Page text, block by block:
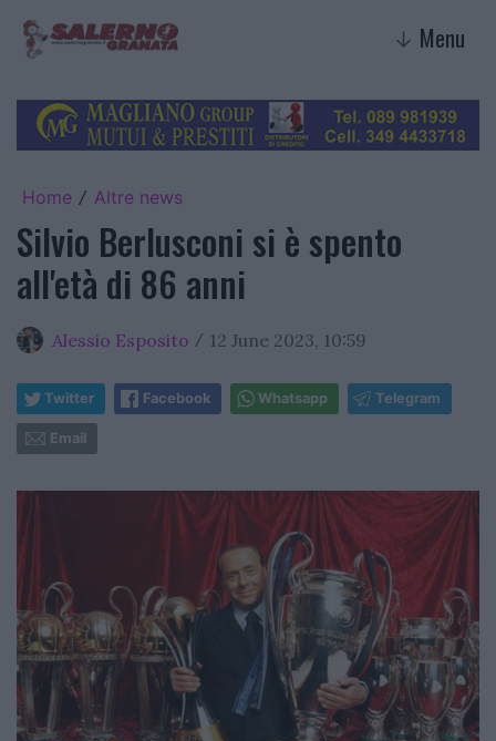
↓ Menu
Home / Altre news
Silvio Berlusconi si è spento
all'età di 86 anni
Alessio Esposito / 12 June 2023, 10:59
Twitter Facebook Whatsapp Telegram
Email